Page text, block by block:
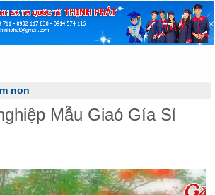
non
Mẫu Giaó Gía Sỉ